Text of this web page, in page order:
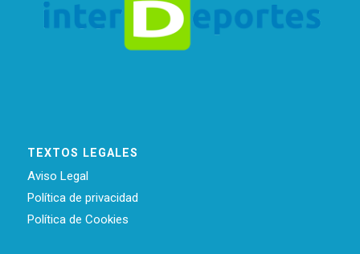
TEXTOS LEGALES
Aviso Legal
Política de privacidad
Política de Cookies